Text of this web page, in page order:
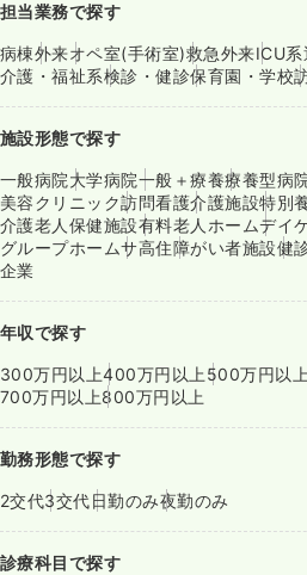
担当業務で探す
病棟外来オペ室(手術室)救急外来ICU系
介護・福祉系検診・健診保育園・学校
施設形態で探す
一般病院大学病院一般＋療養療養型病
美容クリニック訪問看護介護施設特別
介護老人保健施設有料老人ホームデイ
グループホームサ高住障がい者施設健
企業
年収で探す
300万円以上400万円以上 500万円以上
700万円以上800万円以上
勤務形態で探す
2交代3交代日勤のみ夜勤のみ
診療科目で探す